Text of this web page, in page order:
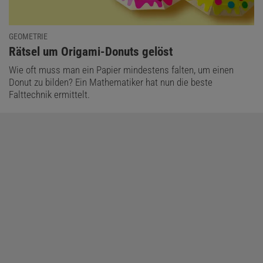
GEOMETRIE
:
Rätsel um Origami-Donuts gelöst
Wie oft muss man ein Papier mindestens falten, um einen
Donut zu bilden? Ein Mathematiker hat nun die beste
Falttechnik ermittelt.